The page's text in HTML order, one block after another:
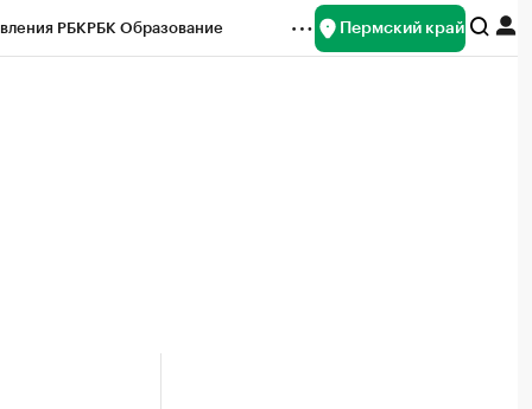
РБКРБК Образование Пермский край